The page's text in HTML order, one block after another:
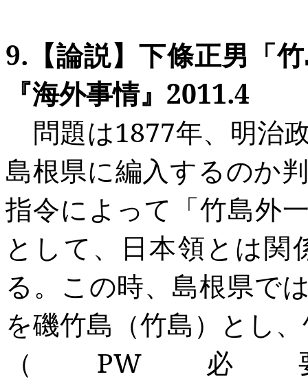
9. 【論説】下條正男「
『海外事情』 2011.4
問題は1877年、明治
島根県に編入するのか
指令によって「竹島外
として、日本領とは
る。この時、島根県で
を磯竹島（竹島）とし
（ PW 必